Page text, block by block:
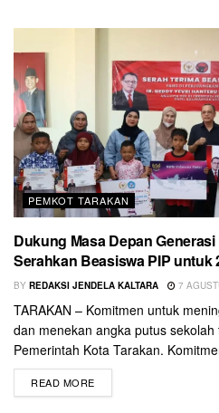
PEMKOT TARAKAN
Dukung Masa Depan
Serahkan Beasiswa PIP untuk
BY REDAKSI JENDELA KALTARA 7
TARAKAN – Komitmen untuk
dan menekan angka putus
Pemerintah Kota Tarakan.
READ MORE